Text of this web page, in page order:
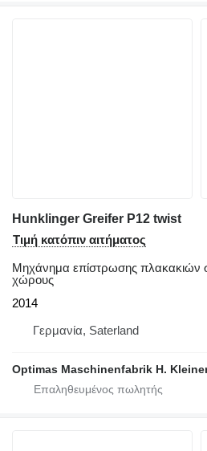
Hunklinger Greifer P12 twist
Τιμή κατόπιν αιτήματος
Μηχάνημα επίστρωσης πλακακιών
χώρους
2014
Γερμανία, Saterland
Optimas Maschinenfabrik H.